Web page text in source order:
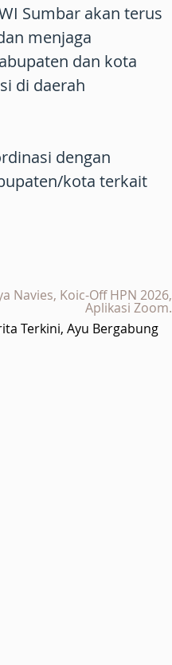
Sumbar akan terus
menjaga
dan kota
di daerah
dengan
kota terkait
Navies, Koic-Off HPN 2026,
Aplikasi Zoom.
Terkini, Ayu Bergabung